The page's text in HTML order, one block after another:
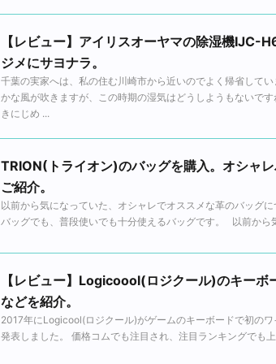
【レビュー】アイリスオーヤマの除湿機IJC-
ジメにサヨナラ。
千葉の実家へは、私の住む川崎市から近いのでよく帰省して
かな風が吹きますが、この時期の湿気はどうしようもないで
きにじめ ...
TRION(トライオン)のバッグを購入。オシャ
ご紹介。
以前から気になっていた、オシャレでオススメな革のバッグ
バッグでも、普段使いでも十分使えるバッグです。 以前から
【レビュー】Logicoool(ロジクール)のキー
などを紹介。
2017年にLogicool(ロジクール)がゲームのキーボードで初の
発表しました。 価格コムでも注目され、注目ランキングでも